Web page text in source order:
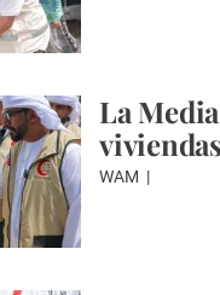
La
WAM